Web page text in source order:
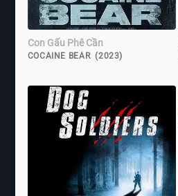
Con Gấu Phê Cần
COCAINE BEAR (2023)